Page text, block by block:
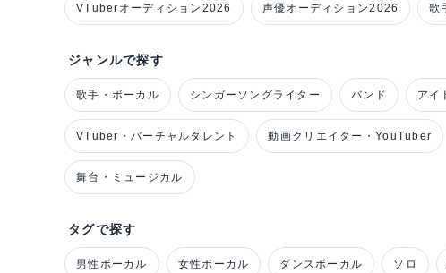
VTuberオーディション2026 声優オーディション2026 歌
ジャンルで探す
歌手・ボーカル シンガーソングライター バンド アイ
VTuber・バーチャルタレント 動画クリエイター・YouTuber
舞台・ミュージカル
タグで探す
男性ボーカル 女性ボーカル ダンスボーカル ソロ